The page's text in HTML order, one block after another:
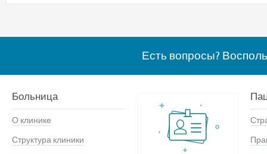
Есть вопросы?
Больница
О клинике
Структура клиники